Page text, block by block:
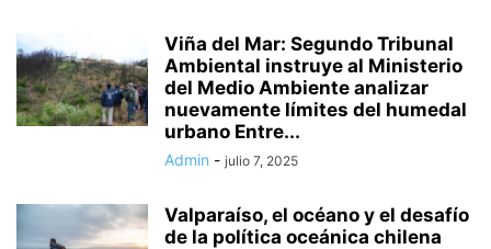
Viña del Mar: Segundo Tribunal
Ambiental instruye al Ministerio
del Medio Ambiente analizar
nuevamente límites del humedal
urbano Entre...
Admin - julio 7, 2025
Valparaíso, el océano y el desafío
de la política oceánica chilena